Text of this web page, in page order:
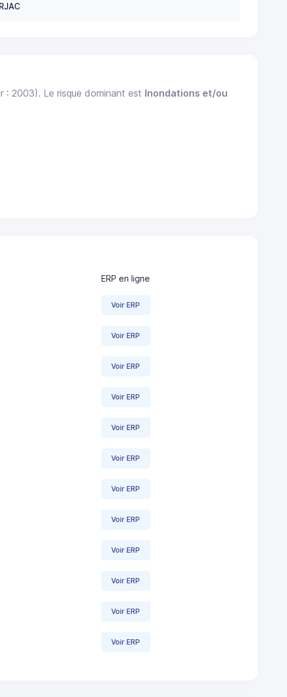
: 2003). Le risque dominant est Inondations et/ou
ERP en ligne
Voir ERP
Voir ERP
Voir ERP
Voir ERP
Voir ERP
Voir ERP
Voir ERP
Voir ERP
Voir ERP
Voir ERP
Voir ERP
Voir ERP